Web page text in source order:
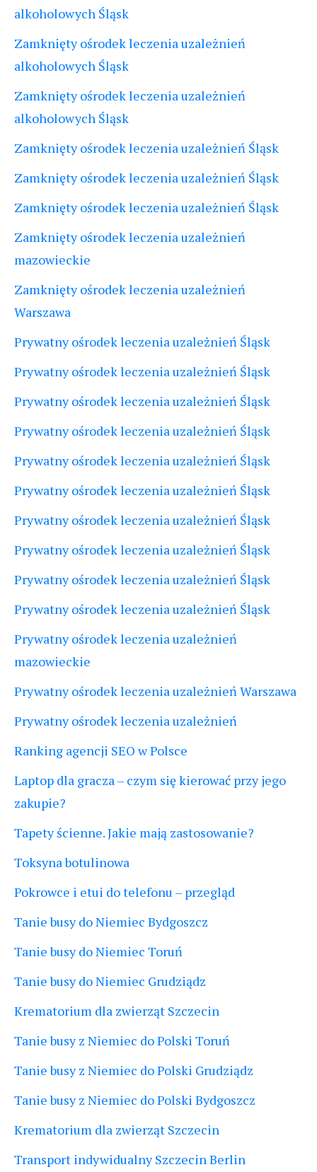
alkoholowych Śląsk
Zamknięty ośrodek leczenia uzależnień
alkoholowych Śląsk
Zamknięty ośrodek leczenia uzależnień
alkoholowych Śląsk
Zamknięty ośrodek leczenia uzależnień Śląsk
Zamknięty ośrodek leczenia uzależnień Śląsk
Zamknięty ośrodek leczenia uzależnień Śląsk
Zamknięty ośrodek leczenia uzależnień
mazowieckie
Zamknięty ośrodek leczenia uzależnień
Warszawa
Prywatny ośrodek leczenia uzależnień Śląsk
Prywatny ośrodek leczenia uzależnień Śląsk
Prywatny ośrodek leczenia uzależnień Śląsk
Prywatny ośrodek leczenia uzależnień Śląsk
Prywatny ośrodek leczenia uzależnień Śląsk
Prywatny ośrodek leczenia uzależnień Śląsk
Prywatny ośrodek leczenia uzależnień Śląsk
Prywatny ośrodek leczenia uzależnień Śląsk
Prywatny ośrodek leczenia uzależnień Śląsk
Prywatny ośrodek leczenia uzależnień Śląsk
Prywatny ośrodek leczenia uzależnień
mazowieckie
Prywatny ośrodek leczenia uzależnień Warszawa
Prywatny ośrodek leczenia uzależnień
Ranking agencji SEO w Polsce
Laptop dla gracza – czym się kierować przy jego
zakupie?
Tapety ścienne. Jakie mają zastosowanie?
Toksyna botulinowa
Pokrowce i etui do telefonu – przegląd
Tanie busy do Niemiec Bydgoszcz
Tanie busy do Niemiec Toruń
Tanie busy do Niemiec Grudziądz
Krematorium dla zwierząt Szczecin
Tanie busy z Niemiec do Polski Toruń
Tanie busy z Niemiec do Polski Grudziądz
Tanie busy z Niemiec do Polski Bydgoszcz
Krematorium dla zwierząt Szczecin
Transport indywidualny Szczecin Berlin